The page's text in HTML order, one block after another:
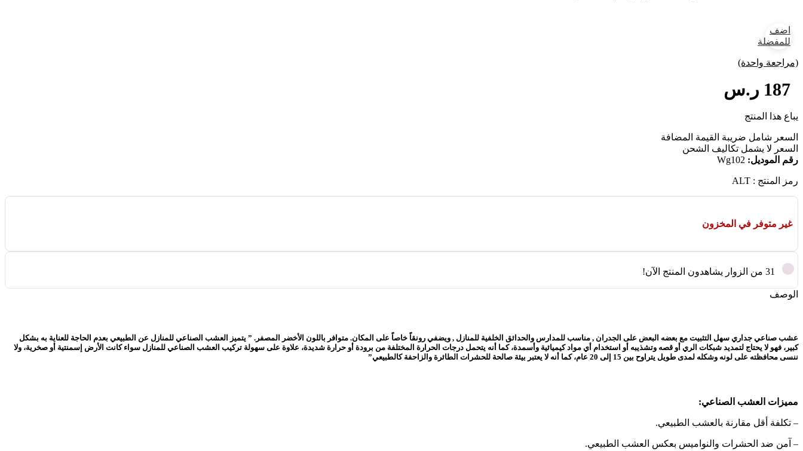
اضف
للمفضلة
(مراجعة واحدة)
187 ر.س
يباع هذا المنتج
السعر شامل ضريبة القيمة المضافة
السعر لا يشمل تكاليف الشحن
رقم الموديل: Wg102
رمز المنتج : ALT
غير متوفر في المخزون
31 من الزوار يشاهدون المنتج الآن!
الوصف
عشب صناعي جداري سهل التثبيت مع بعضه البعض على الجدران , مناسب للمدارس والحدائق الخلفية للمنازل , ويضفي رونقاً خاصاً على المكان. متوافر باللون الأخضر المصفر. ” يتميز العشب الصناعي للمنازل عن الطبيعي بعدم الحاجة للعناية به بشكل
كبير، فهو لا يحتاج لتمديد شبكات الري أو قصه وتشذيبه أو استخدام أي مواد كيميائية وأسمدة، كما أنه يتحمل درجات الحرارة المختلفة من برودة أو حرارة شديدة، علاوة على سهولة تركيب العشب الصناعي للمنازل سواء كانت الأرض إسمنتية أو صخرية، ولا
ننسى محافظته على لونه وشكله لمدى طويل يتراوح بين 15 إلى 20 عام، كما أنه لا يعتبر بيئة صالحة للحشرات الطائرة والزاحفة كالطبيعي”
مميزات العشب الصناعي:
– تكلفة أقل مقارنة بالعشب الطبيعي.
– آمن ضد الحشرات والنواميس بعكس العشب الطبيعي.